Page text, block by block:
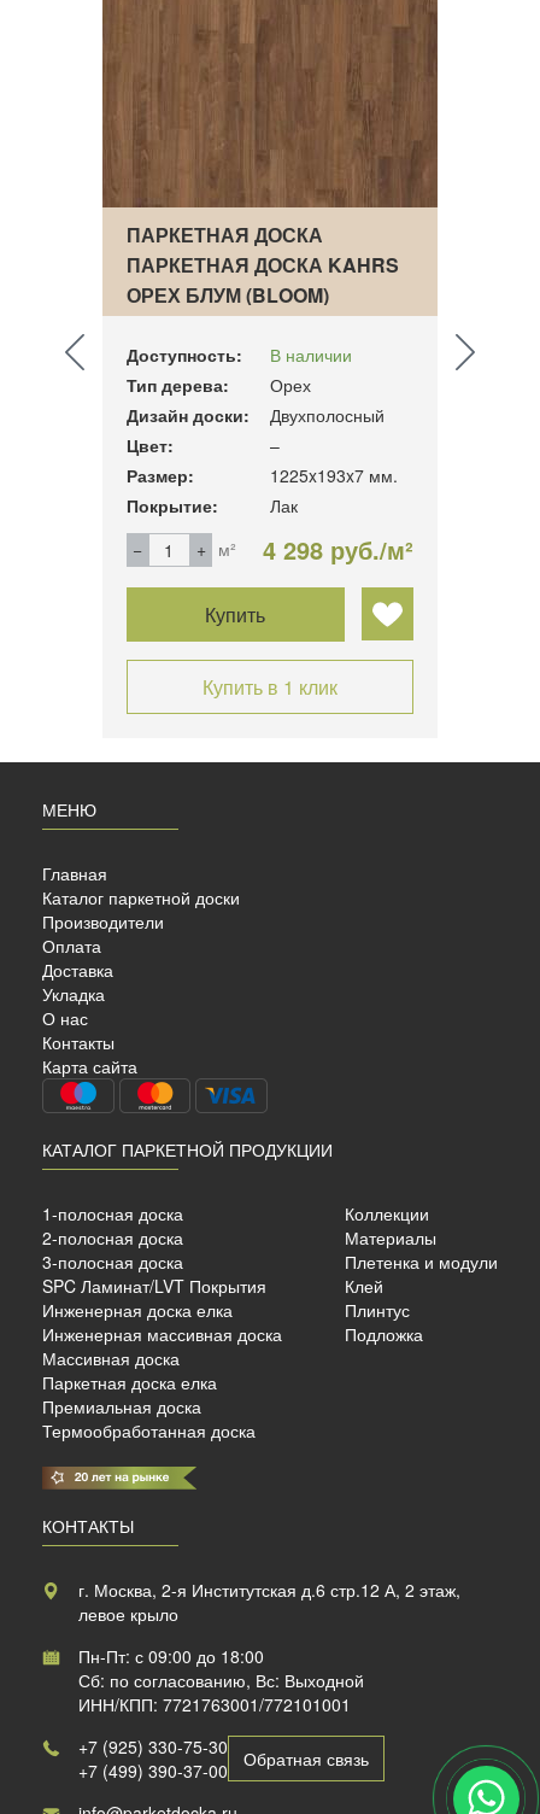
ПАРКЕТНАЯ ДОСКА
ПАРКЕТНАЯ ДОСКА KAHRS
ОРЕХ БЛУМ (BLOOM)
Доступность:
В наличии
Тип дерева:
Орех
Дизайн доски:
Двухполосный
Цвет:
–
Размер:
1225x193x7 мм.
Покрытие:
Лак
м²
4 298 руб./м²
Купить
Купить в 1 клик
м²
МЕНЮ
Главная
Каталог паркетной доски
Производители
Оплата
Доставка
Укладка
О нас
Контакты
Карта сайта
КАТАЛОГ ПАРКЕТНОЙ ПРОДУКЦИИ
1-полосная доска
2-полосная доска
3-полосная доска
SPC Ламинат/LVT Покрытия
Инженерная доска елка
Инженерная массивная доска
Массивная доска
Паркетная доска елка
Премиальная доска
Термообработанная доска
Коллекции
Материалы
Плетенка и модули
Клей
Плинтус
Подложка
КОНТАКТЫ
г. Москва, 2-я Институтская д.6 стр.12 А, 2 этаж,
левое крыло
Пн-Пт: с 09:00 до 18:00
Сб: по согласованию, Вс: Выходной
ИНН/КПП: 7721763001/772101001
+7 (925) 330-75-30
+7 (499) 390-37-00
Обратная связь